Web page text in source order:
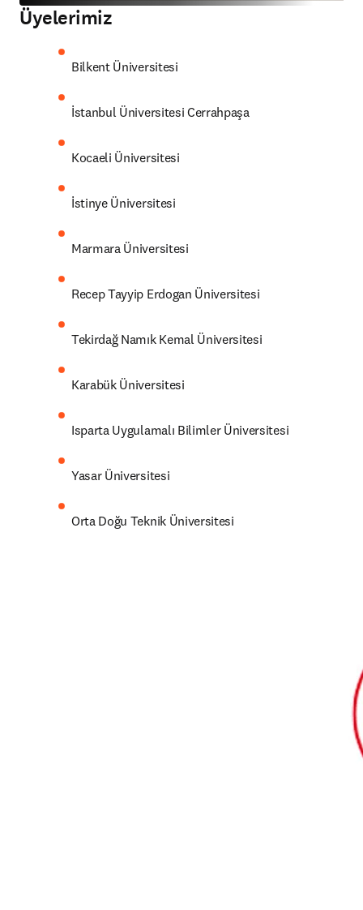
Üyelerimiz
Bilkent Üniversitesi
İstanbul Üniversitesi Cerrahpaşa
Kocaeli Üniversitesi
İstinye Üniversitesi
Marmara Üniversitesi
Recep Tayyip Erdogan Üniversitesi
Tekirdağ Namık Kemal Üniversitesi
Karabük Üniversitesi
Isparta Uygulamalı Bilimler Üniversitesi
Yasar Üniversitesi
Orta Doğu Teknik Üniversitesi